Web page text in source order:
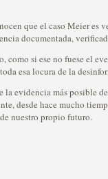
que el caso Meier es
documentada,
si ese no fuese el
esa locura de la
evidencia más posible
desde hace mucho
nuestro propio futuro.